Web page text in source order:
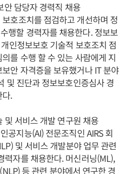
담당자 경력직 채용
호조치를 점검하고 개선하며 정
행할 경력자를 채용한다. 정보보
인정보보호 기술적 보호조치 점
를 수행 할 수 있는 사람에게 지
안 자격증을 보유했거나 IT 분야
및 진단과 정보보호인증심사 경
다.
서비스 개발 연구원 채용
공지능(AI) 전문조직인 AIRS 회
및 서비스 개발분야 업무 관련
력자를 채용한다. 머신러닝(ML),
등 관련 분야에서 연구한 경